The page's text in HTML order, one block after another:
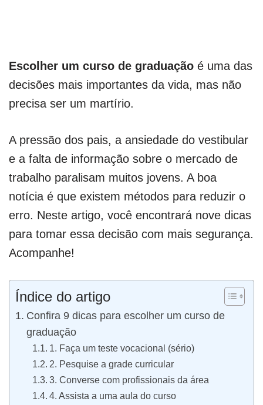
Escolher um curso de graduação é uma das
decisões mais importantes da vida, mas não
precisa ser um martírio.
A pressão dos pais, a ansiedade do vestibular
e a falta de informação sobre o mercado de
trabalho paralisam muitos jovens. A boa
notícia é que existem métodos para reduzir o
erro. Neste artigo, você encontrará nove dicas
para tomar essa decisão com mais segurança.
Acompanhe!
Índice do artigo
Confira 9 dicas para escolher um curso de
graduação
1. Faça um teste vocacional (sério)
2. Pesquise a grade curricular
3. Converse com profissionais da área
4. Assista a uma aula do curso